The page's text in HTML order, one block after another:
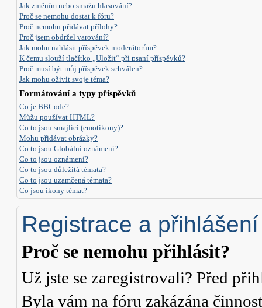
Jak změním nebo smažu hlasování?
Proč se nemohu dostat k fóru?
Proč nemohu přidávat přílohy?
Proč jsem obdržel varování?
Jak mohu nahlásit příspěvek moderátorům?
K čemu slouží tlačítko „Uložit“ při psaní příspěvků?
Proč musí být můj příspěvek schválen?
Jak mohu oživit svoje téma?
Formátování a typy příspěvků
Co je BBCode?
Můžu používat HTML?
Co to jsou smajlíci (emotikony)?
Mohu přidávat obrázky?
Co to jsou Globální oznámení?
Co to jsou oznámení?
Co to jsou důležitá témata?
Co to jsou uzamčená témata?
Co jsou ikony témat?
Registrace a přihlášení
Proč se nemohu přihlásit?
Už jste se zaregistrovali? Před
Byla vám na fóru zakázána